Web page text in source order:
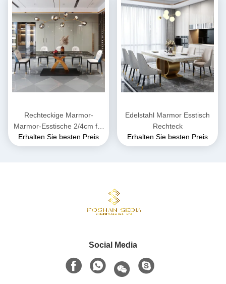
Rechteckige Marmor-
Marmor-Esstische 2/4cm für
Versammlungen
Erhalten Sie besten Preis
Edelstahl Marmor Esstisch
Rechteck
Erhalten Sie besten Preis
Social Media